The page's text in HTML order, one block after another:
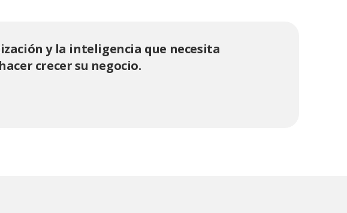
y la inteligencia que necesita
crecer su negocio.